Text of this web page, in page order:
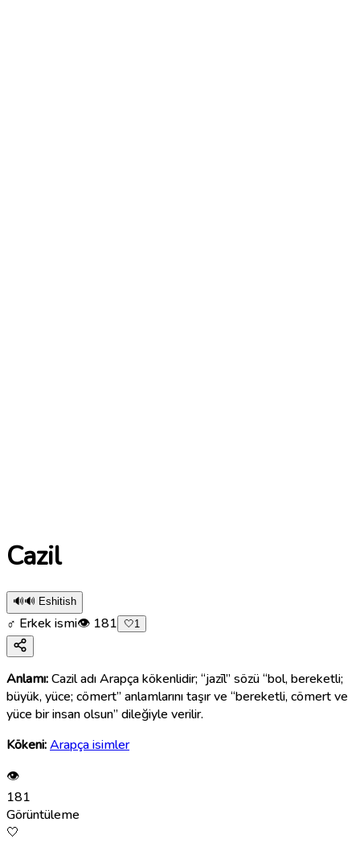
Cazil
🔊🔊 Eshitish
♂ Erkek ismi👁 181 🤍1
Anlamı:Cazil adı Arapça kökenlidir; “jazīl” sözü “bol, bereketli;
büyük, yüce; cömert” anlamlarını taşır ve “bereketli, cömert ve
yüce bir insan olsun” dileğiyle verilir.
Kökeni:Arapça isimler
👁
181
Görüntüleme
🤍